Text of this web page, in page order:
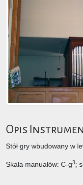
Opis
Stół gry wbudowany w
Skala manuałów: C-g3;